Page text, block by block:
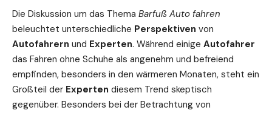
Die Diskussion um das Thema Barfuß Auto fahren
beleuchtet unterschiedliche Perspektiven von
Autofahrern und Experten. Während einige Autofahrer
das Fahren ohne Schuhe als angenehm und befreiend
empfinden, besonders in den wärmeren Monaten, steht ein
Großteil der Experten diesem Trend skeptisch
gegenüber. Besonders bei der Betrachtung von